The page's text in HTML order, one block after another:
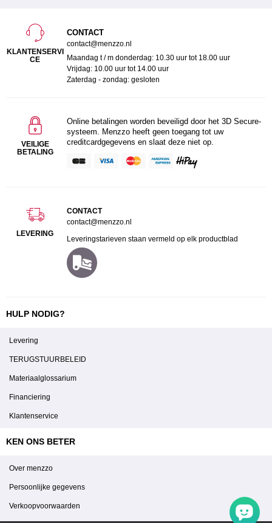
KLANTENSERVI
CE
CONTACT
contact@menzzo.nl
Maandag t / m donderdag: 10.30 uur tot 18.00 uur
Vrijdag: 10.00 uur tot 14.00 uur
Zaterdag - zondag: gesloten
VEILIGE
BETALING
Online betalingen worden beveiligd door het 3D Secure-
systeem. Menzzo heeft geen toegang tot uw
creditcardgegevens en slaat deze niet op.
LEVERING
CONTACT
contact@menzzo.nl
Leveringstarieven staan vermeld op elk productblad
HULP NODIG?
Levering
TERUGSTUURBELEID
Materiaalglossarium
Financiering
Klantenservice
KEN ONS BETER
Over menzzo
Persoonlijke gegevens
Verkoopvoorwaarden